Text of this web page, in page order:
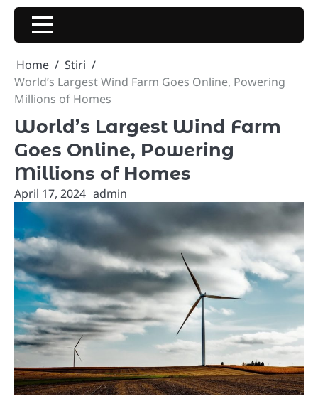
Skip
content
Home
Stiri
World’s Largest Wind Farm Goes Online, Powering
Millions of Homes
World’s Largest Wind Farm
Goes Online, Powering
Millions of Homes
April 17, 2024 admin